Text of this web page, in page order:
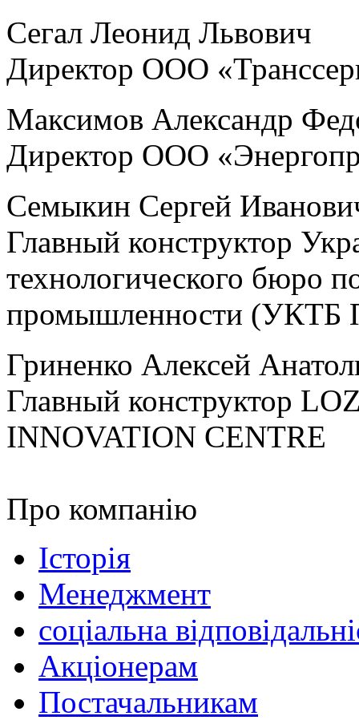
Сегал Леонид Львович
Директор ООО
Максимов Александр
Директор ООО
Семыкин Сергей
Главный конструктор
технологического бюро
промышленности (УКТБ
Гриненко Алексей
Главный конструктор
INNOVATION CENTRE
Про компанію
Історія
Менеджмент
соціальна
Акціонерам
Постачальникам